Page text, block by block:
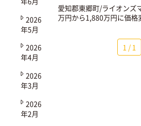
愛知郡東郷町/ライオンズ
万円から1,880万円に価格
1 / 1
2026
年5月
2026
年4月
2026
年3月
2026
年2月